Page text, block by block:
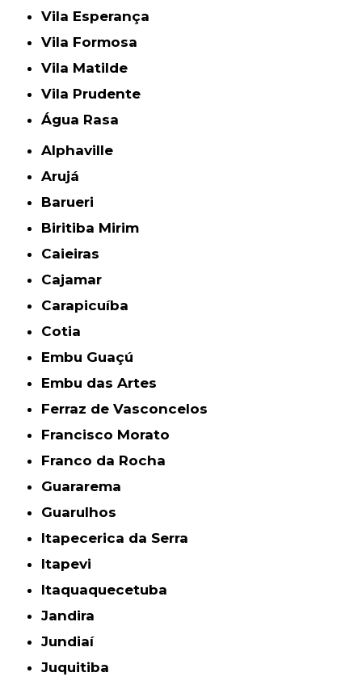
Vila Esperança
Vila Formosa
Vila Matilde
Vila Prudente
Água Rasa
Alphaville
Arujá
Barueri
Biritiba Mirim
Caieiras
Cajamar
Carapicuíba
Cotia
Embu Guaçú
Embu das Artes
Ferraz de Vasconcelos
Francisco Morato
Franco da Rocha
Guararema
Guarulhos
Itapecerica da Serra
Itapevi
Itaquaquecetuba
Jandira
Jundiaí
Juquitiba